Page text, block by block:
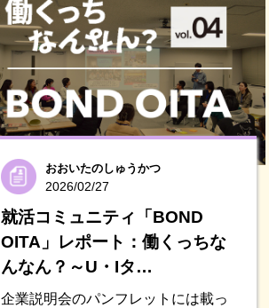
おおいたのしゅうかつ
2026/02/27
就活コミュニティ「BOND
OITA」レポート：働くっちな
んなん？～U・Iタ…
企業説明会のパンフレットには載っ